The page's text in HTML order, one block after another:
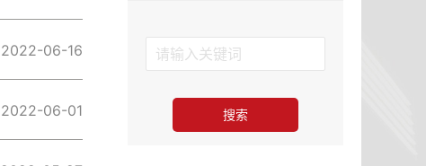
2022-06-16
2022-06-01